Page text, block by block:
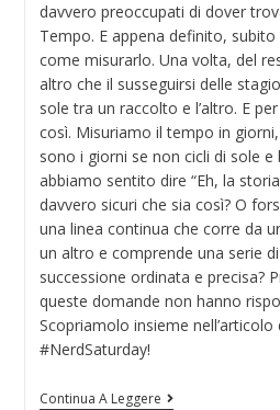
davvero preoccupati di dover
Tempo. E appena definito,
come misurarlo. Una volta, del
altro che il susseguirsi delle
sole tra un raccolto e l’altro. E
così. Misuriamo il tempo in
sono i giorni se non cicli di sole e
abbiamo sentito dire “Eh, la
davvero sicuri che sia così? O
una linea continua che corre da
un altro e comprende una serie
successione ordinata e precisa?
queste domande non hanno
Scopriamolo insieme
#NerdSaturday!
Continua A Leggere